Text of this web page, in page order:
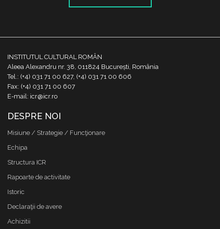
INSTITUTUL CULTURAL ROMÂN
Aleea Alexandru nr. 38, 011824 București, România
Tel.: (+4) 031 71 00 627, (+4) 031 71 00 606
Fax: (+4) 031 71 00 607
E-mail: icr@icr.ro
DESPRE NOI
Misiune / Strategie / Funcţionare
Echipa
Structura ICR
Rapoarte de activitate
Istoric
Declaraţii de avere
Achizitii